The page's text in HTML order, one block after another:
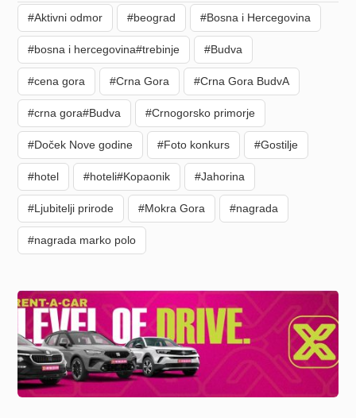
#Aktivni odmor #beograd #Bosna i Hercegovina
#bosna i hercegovina#trebinje #Budva
#cena gora #Crna Gora #Crna Gora BudvA
#crna gora#Budva #Crnogorsko primorje
#Doček Nove godine #Foto konkurs #Gostilje
#hotel #hoteli#Kopaonik #Jahorina
#Ljubitelji prirode #Mokra Gora #nagrada
#nagrada marko polo